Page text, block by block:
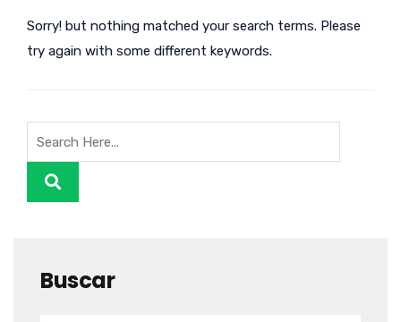
Sorry! but nothing matched your search terms. Please
try again with some different keywords.
Buscar